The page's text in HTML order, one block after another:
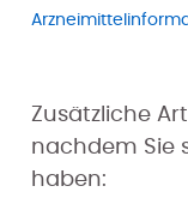
Zusätzliche
nachdem Sie
haben: